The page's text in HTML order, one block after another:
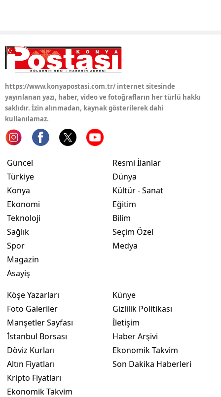
https://www.konyapostasi.com.tr/ internet sitesinde
yayınlanan yazı, haber, video ve fotoğrafların her türlü hakkı
saklıdır. İzin alınmadan, kaynak gösterilerek dahi
kullanılamaz.
Güncel
Türkiye
Konya
Ekonomi
Teknoloji
Sağlık
Spor
Magazin
Asayiş
Resmi İlanlar
Dünya
Kültür - Sanat
Eğitim
Bilim
Seçim Özel
Medya
Köşe Yazarları
Foto Galeriler
Manşetler Sayfası
İstanbul Borsası
Döviz Kurları
Altın Fiyatları
Kripto Fiyatları
Ekonomik Takvim
Künye
Gizlilik Politikası
İletişim
Haber Arşivi
Ekonomik Takvim
Son Dakika Haberleri